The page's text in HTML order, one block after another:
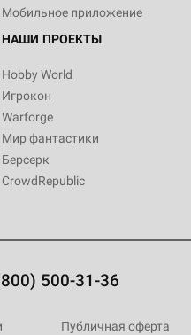
Мобильное приложение
НАШИ ПРОЕКТЫ
Hobby World
Игрокон
Warforge
Мир фантастики
Берсерк
CrowdRepublic
500-31-36
Публичная оферта